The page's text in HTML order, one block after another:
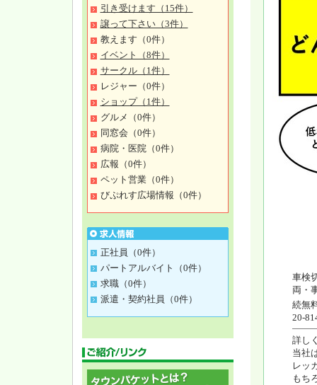
引き受けます（15件）
譲って下さい（3件）
教えます（0件）
イベント（8件）
サークル（1件）
レジャー（0件）
ショップ（1件）
グルメ（0件）
同窓会（0件）
病院・医院（0件）
広報（0件）
ペット営業（0件）
びぷれす広場情報（0件）
正社員（0件）
パートアルバイト（0件）
求職（0件）
派遣・契約社員（0件）
車検
両・
続無
20-
詳し
当社
レッ
もち